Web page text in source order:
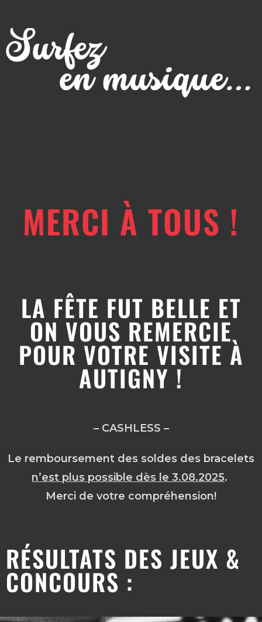
MERCI À TOUS !
LA FÊTE FUT BELLE ET
ON VOUS REMERCIE
POUR VOTRE VISITE À
AUTIGNY !
– CASHLESS –
Le remboursement des soldes des bracelets
n’est plus possible dès le 3.08.2025.
Merci de votre compréhension!
RÉSULTATS DES JEUX &
CONCOURS :